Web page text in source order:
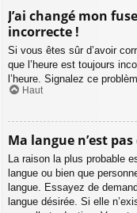
J’ai changé mon
incorrecte !
Si vous êtes sûr d’avoir
que l’heure est toujours
l’heure. Signalez ce
Haut
Ma langue n’est
La raison la plus probable
langue ou bien que
langue. Essayez de
langue désirée. Si elle